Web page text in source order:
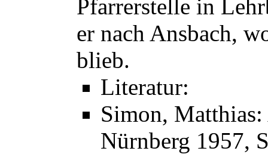
Pfarrerstelle in
er nach Ansbach,
blieb.
Literatur:
Simon, Matthias:
Nürnberg 1957,